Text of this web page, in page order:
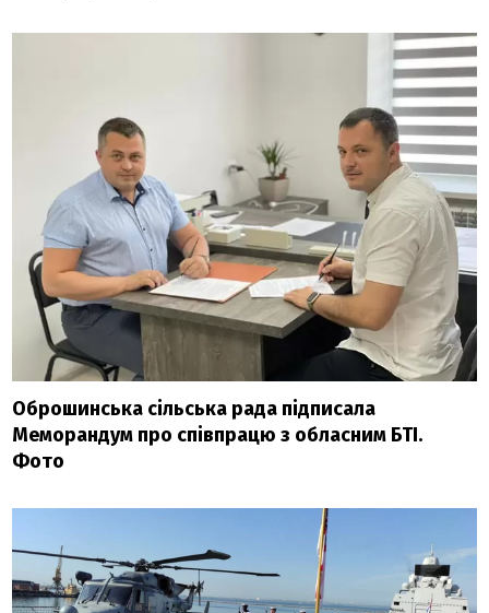
Оброшинська сільська рада підписала
Меморандум про співпрацю з обласним БТІ.
Фото